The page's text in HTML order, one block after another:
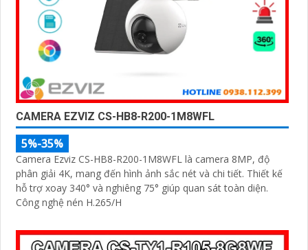
CAMERA EZVIZ CS-HB8-R200-1M8WFL
5%-35%
Camera Ezviz CS-HB8-R200-1M8WFL là camera 8MP, độ
phân giải 4K, mang đến hình ảnh sắc nét và chi tiết. Thiết kế
hỗ trợ xoay 340° và nghiêng 75° giúp quan sát toàn diện.
Công nghệ nén H.265/H